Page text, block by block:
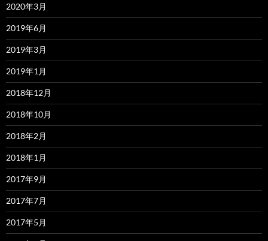
2020年3月
2019年6月
2019年3月
2019年1月
2018年12月
2018年10月
2018年2月
2018年1月
2017年9月
2017年7月
2017年5月